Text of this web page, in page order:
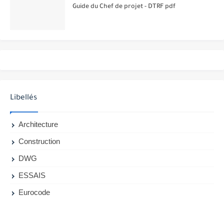
Guide du Chef de projet - DTRF pdf
Libellés
Architecture
Construction
DWG
ESSAIS
Eurocode